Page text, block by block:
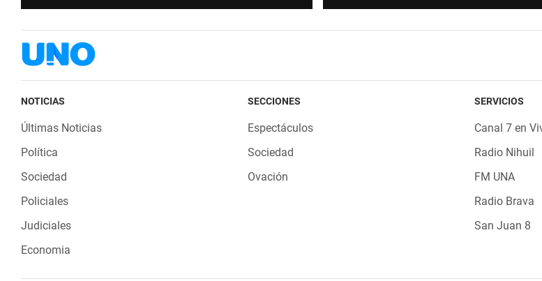
NOTICIAS
Últimas Noticias
Política
Sociedad
Policiales
Judiciales
Economia
SECCIONES
Espectáculos
Sociedad
Ovación
SERVICIOS
Canal 7 en
Radio Nihuil
FM UNA
Radio Brava
San Juan 8